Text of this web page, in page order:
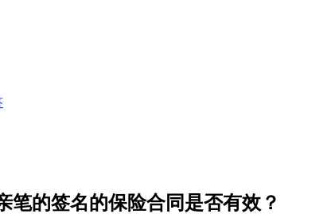
笔的签名的保险合同是否有效？